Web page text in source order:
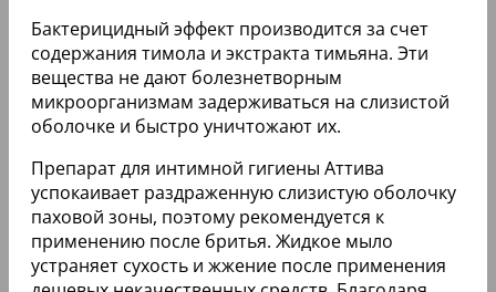
Бактерицидный эффект производится за счет
содержания тимола и экстракта тимьяна. Эти
вещества не дают болезнетворным
микроорганизмам задерживаться на слизистой
оболочке и быстро уничтожают их.
Препарат для интимной гигиены Аттива
успокаивает раздраженную слизистую оболочку
паховой зоны, поэтому рекомендуется к
применению после бритья. Жидкое мыло
устраняет сухость и жжение после применения